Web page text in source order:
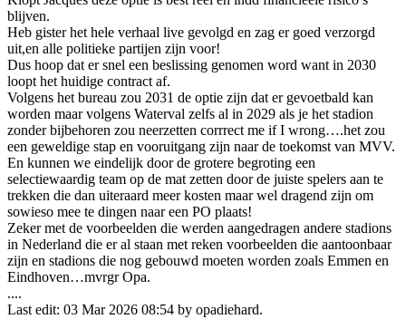
blijven.
Heb gister het hele verhaal live gevolgd en zag er goed verzorgd
uit,en alle politieke partijen zijn voor!
Dus hoop dat er snel een beslissing genomen word want in 2030
loopt het huidige contract af.
Volgens het bureau zou 2031 de optie zijn dat er gevoetbald kan
worden maar volgens Waterval zelfs al in 2029 als je het stadion
zonder bijbehoren zou neerzetten corrrect me if I wrong….het zou
een geweldige stap en vooruitgang zijn naar de toekomst van MVV.
En kunnen we eindelijk door de grotere begroting een
selectiewaardig team op de mat zetten door de juiste spelers aan te
trekken die dan uiteraard meer kosten maar wel dragend zijn om
sowieso mee te dingen naar een PO plaats!
Zeker met de voorbeelden die werden aangedragen andere stadions
in Nederland die er al staan met reken voorbeelden die aantoonbaar
zijn en stadions die nog gebouwd moeten worden zoals Emmen en
Eindhoven…mvrgr Opa.
....
Last edit: 03 Mar 2026 08:54 by opadiehard.